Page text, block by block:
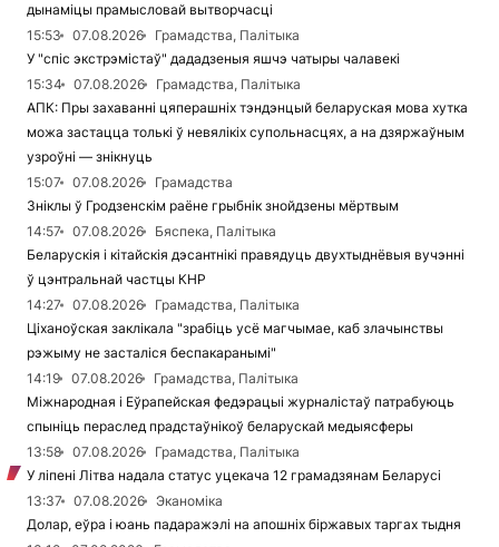
дынаміцы прамысловай вытворчасці
15:53
07.08.2026
Грамадства, Палітыка
У "спіс экстрэмістаў" дададзеныя яшчэ чатыры чалавекі
15:34
07.08.2026
Грамадства, Палітыка
АПК: Пры захаванні цяперашніх тэндэнцый беларуская мова хутка
можа застацца толькі ў невялікіх супольнасцях, а на дзяржаўным
узроўні — знікнуць
15:07
07.08.2026
Грамадства
Зніклы ў Гродзенскім раёне грыбнік знойдзены мёртвым
14:57
07.08.2026
Бяспека, Палітыка
Беларускія і кітайскія дэсантнікі правядуць двухтыднёвыя вучэнні
ў цэнтральнай частцы КНР
14:27
07.08.2026
Грамадства, Палітыка
Ціханоўская заклікала "зрабіць усё магчымае, каб злачынствы
рэжыму не засталіся беспакаранымі"
14:19
07.08.2026
Грамадства, Палітыка
Міжнародная і Еўрапейская федэрацыі журналістаў патрабуюць
спыніць пераслед прадстаўнікоў беларускай медыясферы
13:58
07.08.2026
Грамадства, Палітыка
У ліпені Літва надала статус уцекача 12 грамадзянам Беларусі
13:37
07.08.2026
Эканоміка
Долар, еўра і юань падаражэлі на апошніх біржавых таргах тыдня